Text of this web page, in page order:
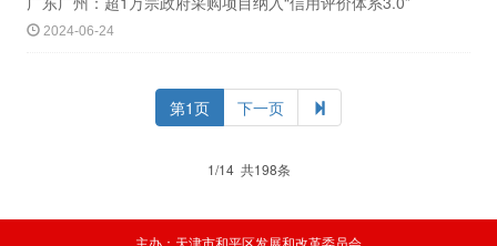
2024-06-24
第1页 下一页
1/14 共198条
主办：天津市和平区发展和改革委员会